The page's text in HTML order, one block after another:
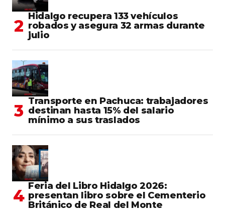
Hidalgo recupera 133 vehículos
robados y asegura 32 armas durante
julio
Transporte en Pachuca: trabajadores
destinan hasta 15% del salario
mínimo a sus traslados
Feria del Libro Hidalgo 2026:
presentan libro sobre el Cementerio
Británico de Real del Monte